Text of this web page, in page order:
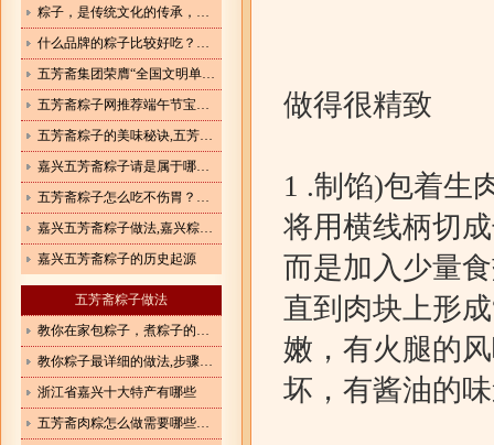
粽子，是传统文化的传承，更是体现了一种情怀
什么品牌的粽子比较好吃？粽子都有什么口味？
五芳斋集团荣膺“全国文明单位”称号
五芳斋粽子网推荐端午节宝宝巧吃粽子4妙招
五芳斋粽子的美味秘诀,五芳斋粽子驰名天下
嘉兴五芳斋粽子请是属于哪一类食品
五芳斋粽子怎么吃不伤胃？嘉兴五芳斋粽子介绍,
嘉兴五芳斋粽子做法,嘉兴粽子怎么做？
嘉兴五芳斋粽子的历史起源
五芳斋粽子做法
教你在家包粽子，煮粽子的方法，软糯不夹生
教你粽子最详细的做法,步骤详细,一看就会
浙江省嘉兴十大特产有哪些
五芳斋肉粽怎么做需要哪些调料和步骤
做得很精致
1 .制馅)包着生
将用横线柄切
而是加入少量
直到肉块上形
嫩，有火腿的
坏，有酱油的